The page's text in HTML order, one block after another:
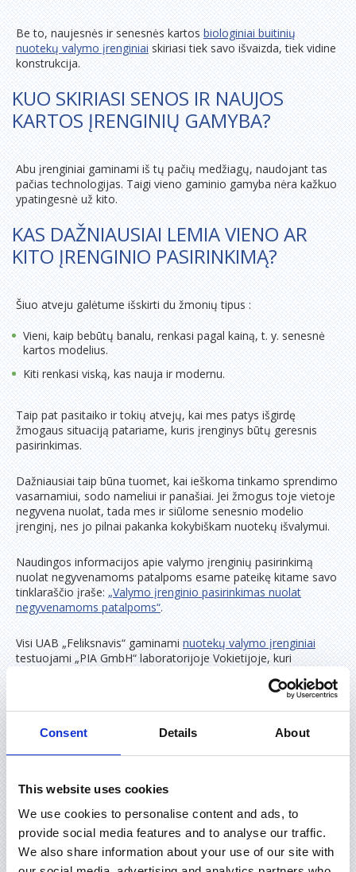
Consent Details About
This website uses cookies
We use cookies to personalise content and ads, to
provide social media features and to analyse our traffic.
We also share information about your use of our site with
Be to, naujesnės ir senesnės kartosbiologiniai buitinių
nuotekų valymo įrenginiaiskiriasi tiek savo išvaizda, tiek vidine
konstrukcija.
KUO SKIRIASI SENOS IR NAUJOS
KARTOS ĮRENGINIŲ GAMYBA?
Abu įrenginiai gaminami iš tų pačių medžiagų, naudojant tas
pačias technologijas. Taigi vieno gaminio gamyba nėra kažkuo
ypatingesnė už kito.
KAS DAŽNIAUSIAI LEMIA VIENO AR
KITO ĮRENGINIO PASIRINKIMĄ?
Šiuo atveju galėtume išskirti du žmonių tipus :
Vieni, kaip bebūtų banalu, renkasi pagal kainą, t. y. senesnė
kartos modelius.
Kiti renkasi viską, kas nauja ir modernu.
Taip pat pasitaiko ir tokių atvejų, kai mes patys išgirdę
žmogaus situaciją patariame, kuris įrenginys būtų geresnis
pasirinkimas.
Dažniausiai taip būna tuomet, kai ieškoma tinkamo sprendimo
vasarnamiui, sodo nameliui ir panašiai. Jei žmogus toje vietoje
negyvena nuolat, tada mes ir siūlome senesnio modelio
įrenginį, nes jo pilnai pakanka kokybiškam nuotekų išvalymui.
Naudingos informacijos apie valymo įrenginių pasirinkimą
nuolat negyvenamoms patalpoms esame pateikę kitame savo
tinklaraščio įraše:„Valymo įrenginio pasirinkimas nuolat
negyvenamoms patalpoms“.
Visi UAB „Feliksnavis“ gaminaminuotekų valymo įrenginiai
testuojami „PIA GmbH“ laboratorijoje Vokietijoje, kuri
inžinierių, mokslininkų, amatininkų ir administracijos
darbuotojų komanda, užtikrinanti aukštą kompetenciją ir
KAIP IR KIEK LAIKO VYKSTA ĮRENGINIŲ
Įrenginys tikrinamas laboratorijoje tokiomis pačiomis
sąlygomis, kaip kad ir būtų naudojamas realiame gyvenime.
Vertinami tokie aspektai kaip: nuotekų perteklius,